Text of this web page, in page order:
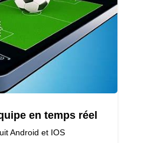
en temps réel
Android et IOS